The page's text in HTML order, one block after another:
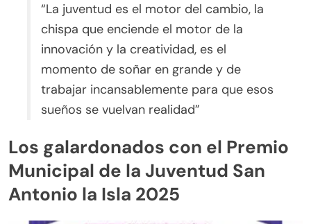
“La juventud es el motor del cambio, la
chispa que enciende el motor de la
innovación y la creatividad, es el
momento de soñar en grande y de
trabajar incansablemente para que esos
sueños se vuelvan realidad”
Los galardonados con el Premio
Municipal de la Juventud San
Antonio la Isla 2025